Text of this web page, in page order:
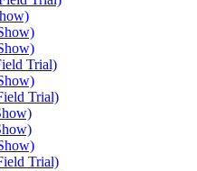
Trial)
Trial)
Trial)